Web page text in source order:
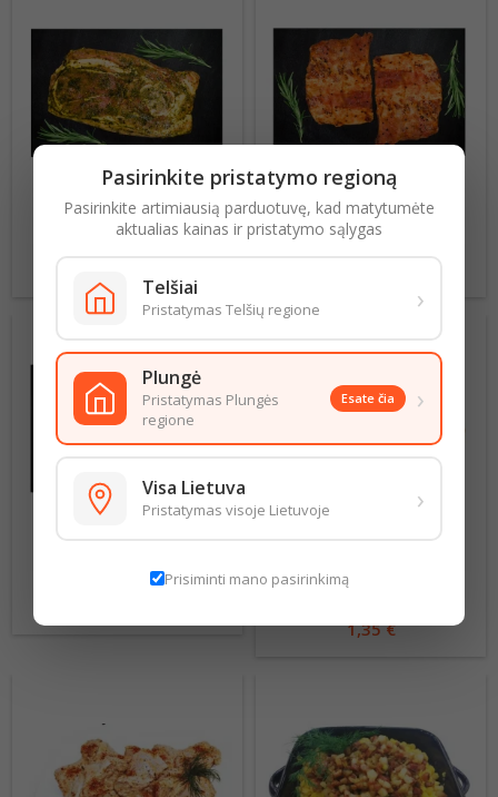
MARINUOTA KIAULIENOS
MENTĖ SU KAULU
MARINUOTI KIAULIENOS
ŠONKAULIAI
KARKA SU KAULU
1VNT (120G)
1,35 €
Pasirinkite pristatymo regioną
Pasirinkite artimiausią parduotuvę, kad matytumėte
aktualias kainas ir pristatymo sąlygas
Telšiai
Pristatymas Telšių regione ›
Plungė
Pristatymas Plungės
regione
Esate čia ›
Visa Lietuva
Pristatymas visoje Lietuvoje ›
Prisiminti mano pasirinkimą